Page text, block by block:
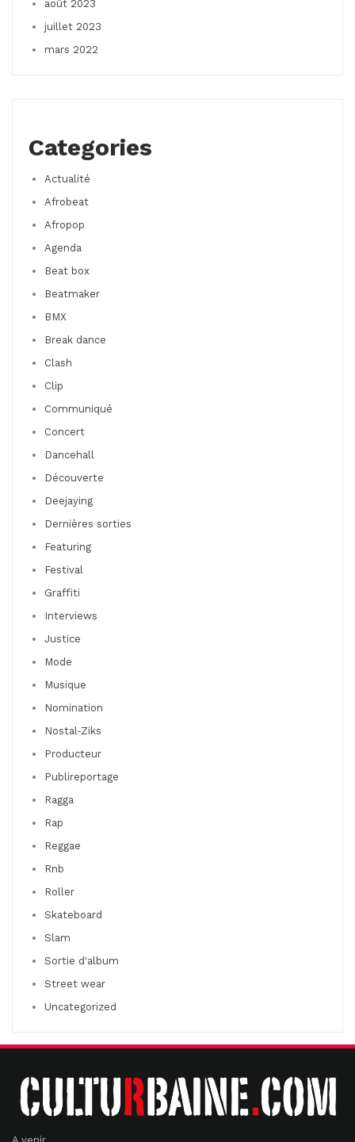
août 2023
juillet 2023
mars 2022
Categories
Actualité
Afrobeat
Afropop
Agenda
Beat box
Beatmaker
BMX
Break dance
Clash
Clip
Communiqué
Concert
Dancehall
Découverte
Deejaying
Dernières sorties
Featuring
Festival
Graffiti
Interviews
Justice
Mode
Musique
Nomination
Nostal-Ziks
Producteur
Publireportage
Ragga
Rap
Reggae
Rnb
Roller
Skateboard
Slam
Sortie d'album
Street wear
Uncategorized